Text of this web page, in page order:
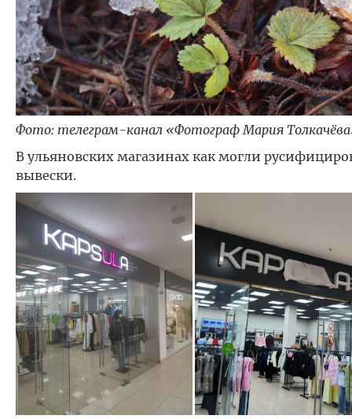
Фото: телеграм-канал «Фотограф Мария
В ульяновских магазинах как могли
вывески.